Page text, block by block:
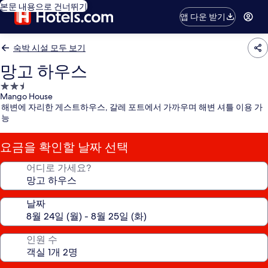
본문 내용으로 건너뛰기
앱 다운 받기
숙박 시설 모두 보기
망고 하우스
2.5
성
급
숙
시
설
Mango House
해변에 자리한 게스트하우스, 갈레 포트에서 가까우며 해변 셔틀 이용 가
능
요금을 확인할 날짜 선택
어디로 가세요?
날짜
인원 수